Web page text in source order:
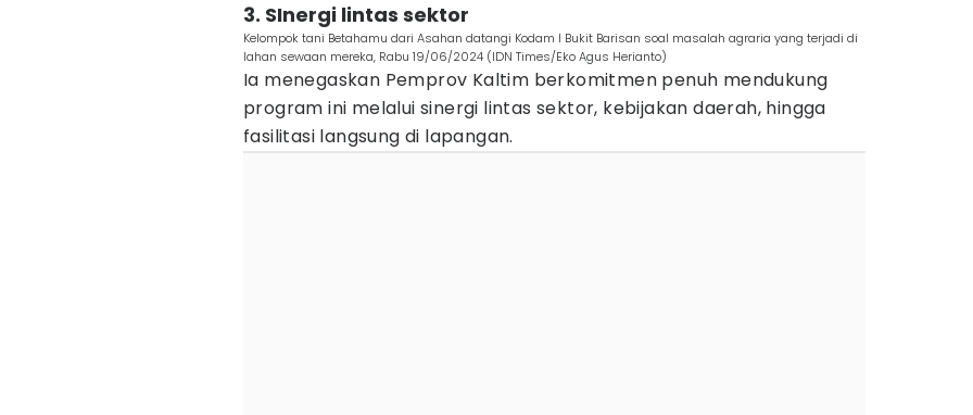
3. SInergi lintas sektor
Kelompok tani Betahamu dari Asahan datangi Kodam I Bukit Barisan soal masalah agraria yang terjadi di
lahan sewaan mereka, Rabu 19/06/2024 (IDN Times/Eko Agus Herianto)
Ia menegaskan Pemprov Kaltim berkomitmen penuh mendukung
program ini melalui sinergi lintas sektor, kebijakan daerah, hingga
fasilitasi langsung di lapangan.